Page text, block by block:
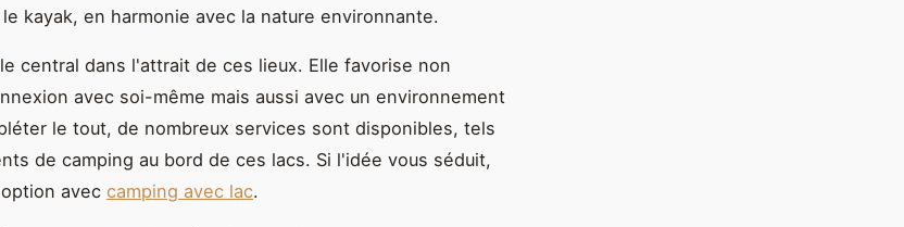
kayak, en harmonie avec la nature environnante.
central dans l'attrait de ces lieux. Elle favorise non
avec soi-même mais aussi avec un environnement
le tout, de nombreux services sont disponibles, tels
de camping au bord de ces lacs. Si l'idée vous séduit,
avec camping avec lac.